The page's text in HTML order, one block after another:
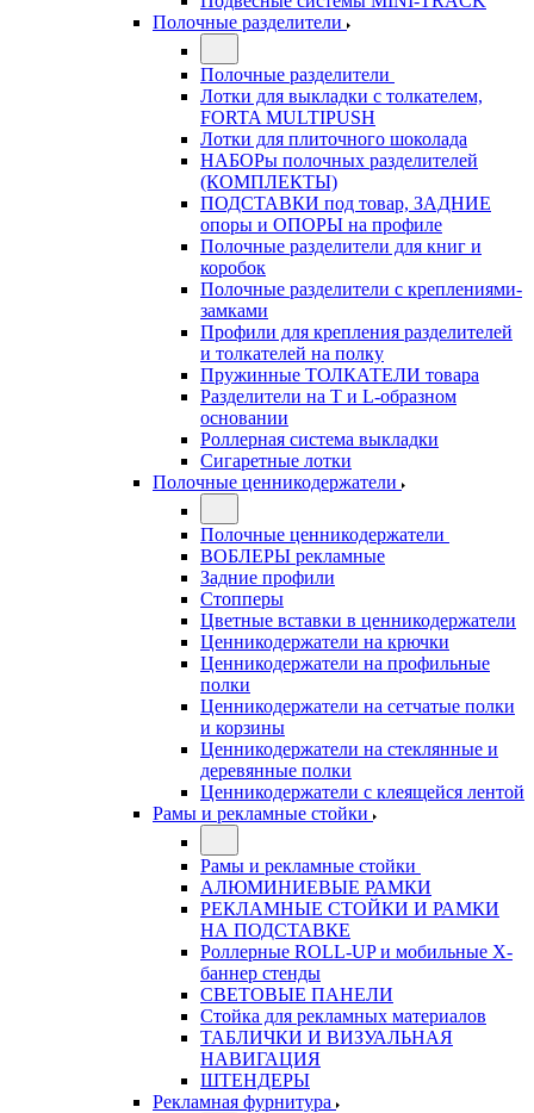
Полочные разделители
Полочные разделители
Лотки для выкладки с толкателем,
FORTA MULTIPUSH
Лотки для плиточного шоколада
НАБОРы полочных разделителей
(КОМПЛЕКТЫ)
ПОДСТАВКИ под товар, ЗАДНИЕ
опоры и ОПОРЫ на профиле
Полочные разделители для книг и
коробок
Полочные разделители с креплениями-
замками
Профили для крепления разделителей
и толкателей на полку
Пружинные ТОЛКАТЕЛИ товара
Разделители на Т и L-образном
основании
Роллерная система выкладки
Сигаретные лотки
Полочные ценникодержатели
Полочные ценникодержатели
ВОБЛЕРЫ рекламные
Задние профили
Стопперы
Цветные вставки в ценникодержатели
Ценникодержатели на крючки
Ценникодержатели на профильные
полки
Ценникодержатели на сетчатые полки
и корзины
Ценникодержатели на стеклянные и
деревянные полки
Ценникодержатели с клеящейся лентой
Рамы и рекламные стойки
Рамы и рекламные стойки
АЛЮМИНИЕВЫЕ РАМКИ
РЕКЛАМНЫЕ СТОЙКИ И РАМКИ
НА ПОДСТАВКЕ
Роллерные ROLL-UP и мобильные X-
баннер стенды
СВЕТОВЫЕ ПАНЕЛИ
Стойка для рекламных материалов
ТАБЛИЧКИ И ВИЗУАЛЬНАЯ
НАВИГАЦИЯ
ШТЕНДЕРЫ
Рекламная фурнитура